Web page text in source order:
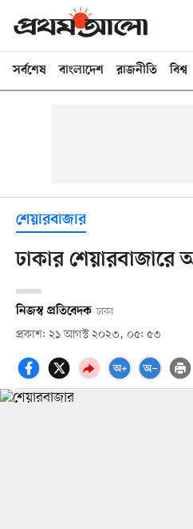
সর্বশেষ বাংলাদেশ রাজনীতি বিশ্ব
শেয়ারবাজার
ঢাকার শেয়ারবাজারে
নিজস্ব প্রতিবেদক ঢাকা
প্রকাশ: ২১ আগস্ট ২০২৩, ০৫: ৫৩